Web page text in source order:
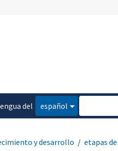
del
español
y desarrollo
etapas de